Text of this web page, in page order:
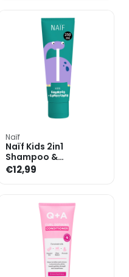
Naïf
Naïf Kids 2in1
Shampoo &
Conditioner - 200ml
€12,99